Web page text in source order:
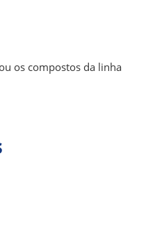
os compostos da linha